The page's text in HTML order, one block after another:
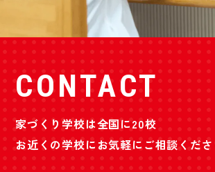
CONTACT
家づくり学校は全国に20校
お近くの学校にお気軽にご相談くだ